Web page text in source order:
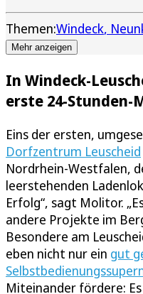
Themen:Windeck
Mehr anzeigen
In Windeck-
erste 24-Stunden-
Eins der ersten,
Dorfzentrum Leuscheid
Nordrhein-Westfalen,
leerstehenden
Erfolg“, sagt Molitor.
andere Projekte im
Besondere am
eben nicht nur ein gut
Miteinander fördere: